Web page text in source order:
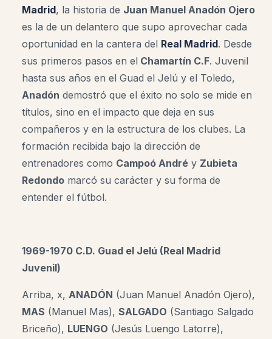
Madrid, la historia de Juan Manuel Anadón Ojero
es la de un delantero que supo aprovechar cada
oportunidad en la cantera del Real Madrid. Desde
sus primeros pasos en el Chamartín C.F. Juvenil
hasta sus años en el Guad el Jelú y el Toledo,
Anadón demostró que el éxito no solo se mide en
títulos, sino en el impacto que deja en sus
compañeros y en la estructura de los clubes. La
formación recibida bajo la dirección de
entrenadores como Campoó André y Zubieta
Redondo marcó su carácter y su forma de
entender el fútbol.
1969-1970 C.D. Guad el Jelú (Real Madrid
Juvenil)
Arriba, x, ANADÓN (Juan Manuel Anadón Ojero),
MAS (Manuel Mas), SALGADO (Santiago Salgado
Briceño), LUENGO (Jesús Luengo Latorre),